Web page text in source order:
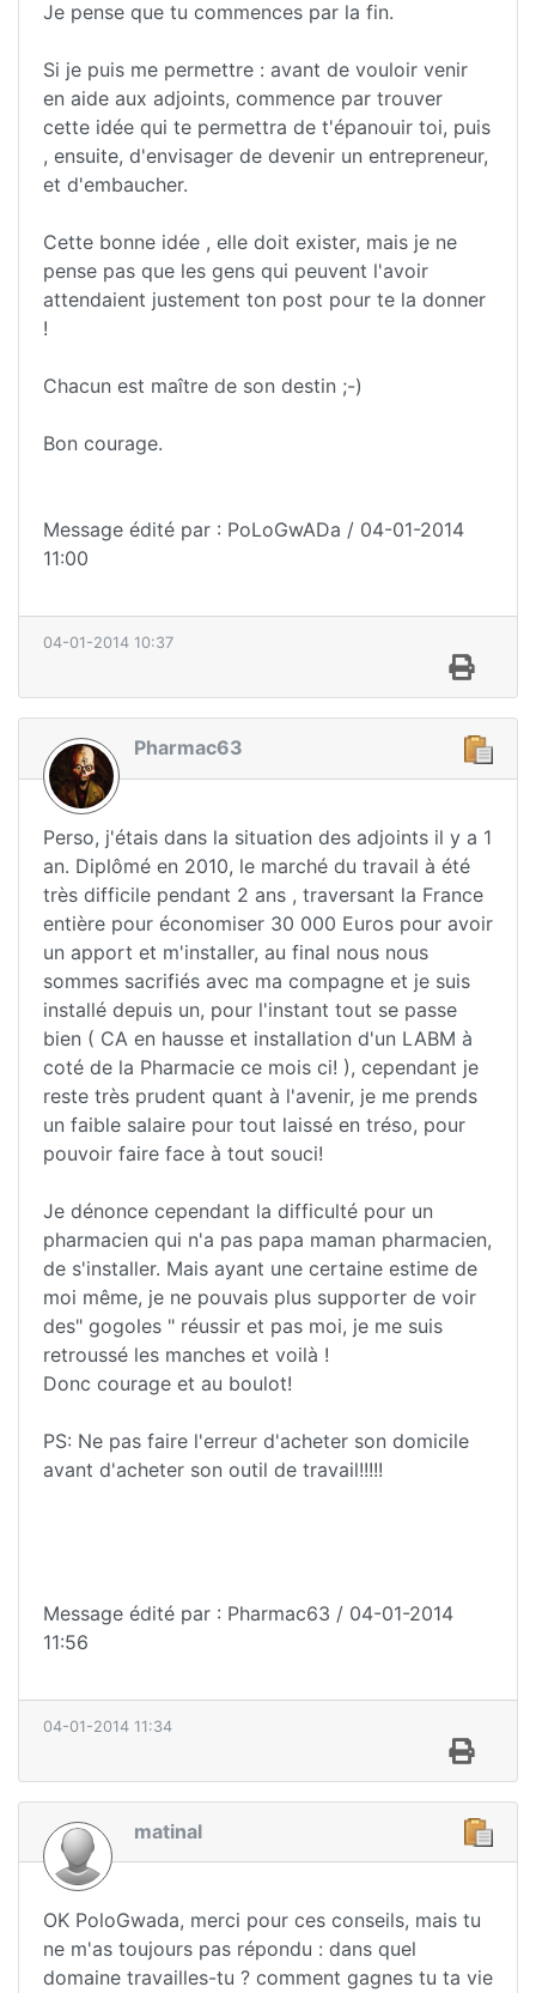
Je pense que tu commences par la fin.
Si je puis me permettre : avant de vouloir venir
en aide aux adjoints, commence par trouver
cette idée qui te permettra de t'épanouir toi, puis
, ensuite, d'envisager de devenir un entrepreneur,
et d'embaucher.
Cette bonne idée , elle doit exister, mais je ne
pense pas que les gens qui peuvent l'avoir
attendaient justement ton post pour te la donner
!
Chacun est maître de son destin ;-)
Bon courage.
Message édité par : PoLoGwADa / 04-01-2014
11:00
04-01-2014 10:37
Pharmac63
Perso, j'étais dans la situation des adjoints il y a 1
an. Diplômé en 2010, le marché du travail à été
très difficile pendant 2 ans , traversant la France
entière pour économiser 30 000 Euros pour avoir
un apport et m'installer, au final nous nous
sommes sacrifiés avec ma compagne et je suis
installé depuis un, pour l'instant tout se passe
bien ( CA en hausse et installation d'un LABM à
coté de la Pharmacie ce mois ci! ), cependant je
reste très prudent quant à l'avenir, je me prends
un faible salaire pour tout laissé en tréso, pour
pouvoir faire face à tout souci!
Je dénonce cependant la difficulté pour un
pharmacien qui n'a pas papa maman pharmacien,
de s'installer. Mais ayant une certaine estime de
moi même, je ne pouvais plus supporter de voir
des" gogoles " réussir et pas moi, je me suis
retroussé les manches et voilà !
Donc courage et au boulot!
PS: Ne pas faire l'erreur d'acheter son domicile
avant d'acheter son outil de travail!!!!!
Message édité par : Pharmac63 / 04-01-2014
11:56
04-01-2014 11:34
matinal
OK PoloGwada, merci pour ces conseils, mais tu
ne m'as toujours pas répondu : dans quel
domaine travailles-tu ? comment gagnes tu ta vie